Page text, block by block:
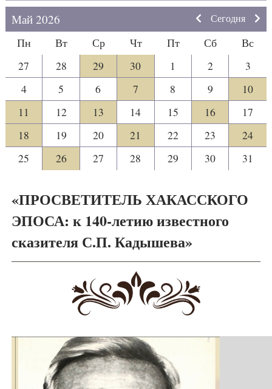
Май 2026 Сегодня
Пн Вт Ср Чт Пт Сб
Вс
27
28 29 30 1 2
3
4
5 6 7 8 9
10
11
12 13 14 15 16
17
18
19 20 21 22 23
24
25
26 27 28 29 30 31
«ПРОСВЕТИТЕЛЬ ХАКАССКОГО
ЭПОСА: к 140-летию известного
сказителя С.П. Кадышева»